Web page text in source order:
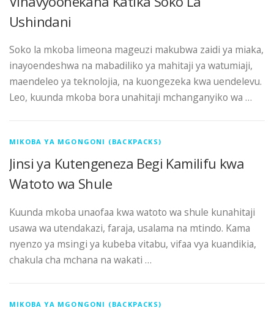
Ushindani
Soko la mkoba limeona mageuzi makubwa zaidi ya miaka,
inayoendeshwa na mabadiliko ya mahitaji ya watumiaji,
maendeleo ya teknolojia, na kuongezeka kwa uendelevu.
Leo, kuunda mkoba bora unahitaji mchanganyiko wa …
MIKOBA YA MGONGONI (BACKPACKS)
Jinsi ya Kutengeneza Begi Kamilifu kwa
Watoto wa Shule
Kuunda mkoba unaofaa kwa watoto wa shule kunahitaji
usawa wa utendakazi, faraja, usalama na mtindo. Kama
nyenzo ya msingi ya kubeba vitabu, vifaa vya kuandikia,
chakula cha mchana na wakati …
MIKOBA YA MGONGONI (BACKPACKS)